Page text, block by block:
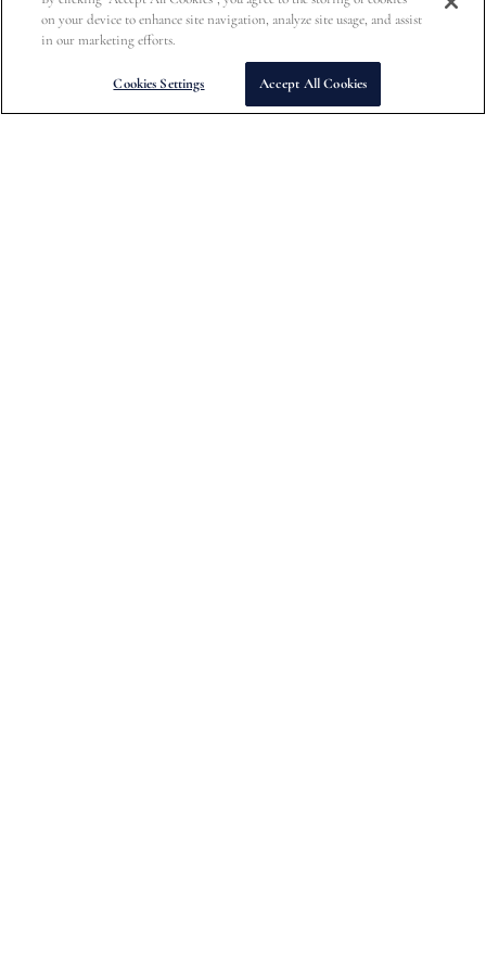
(droits et taxes inclus)
(droits et taxes inclus)
Abonnez-vous pour bénéficier de 15 % de réduction sur votre
on your device to enhance site navigation, analyze site usage, and assist
in our marketing efforts.
Cookies Settings Accept All Cookies